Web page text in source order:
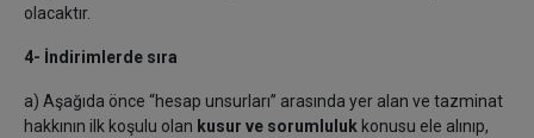
olacaktır.
4- İndirimlerde sıra
a) Aşağıda önce “hesap unsurları” arasında yer alan ve tazminat
hakkının ilk koşulu olan kusur ve sorumluluk konusu ele alınıp,